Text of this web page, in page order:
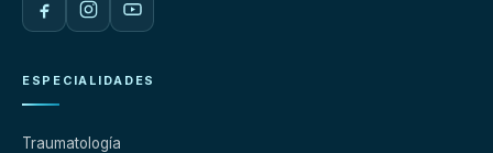
ESPECIALIDADES
Traumatología